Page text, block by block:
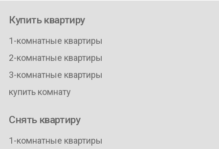
Купить квартиру
1-комнатные квартиры
2-комнатные квартиры
3-комнатные квартиры
купить комнату
Снять квартиру
1-комнатные квартиры